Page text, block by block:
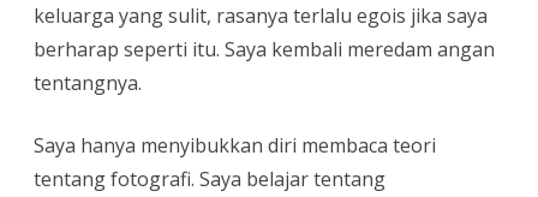
keluarga yang sulit, rasanya terlalu egois jika saya
berharap seperti itu. Saya kembali meredam angan
tentangnya.
Saya hanya menyibukkan diri membaca teori
tentang fotografi. Saya belajar tentang